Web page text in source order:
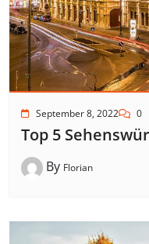
September 8, 2022 0
Top 5
By Florian